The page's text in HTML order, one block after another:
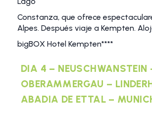
Constanza, que ofrece
Alpes. Después viaje a Kempten.
bigBOX Hotel Kempten****
DIA 4 – NEUSCHWANSTEIN
OBERAMMERGAU –
ABADIA DE ETTAL –